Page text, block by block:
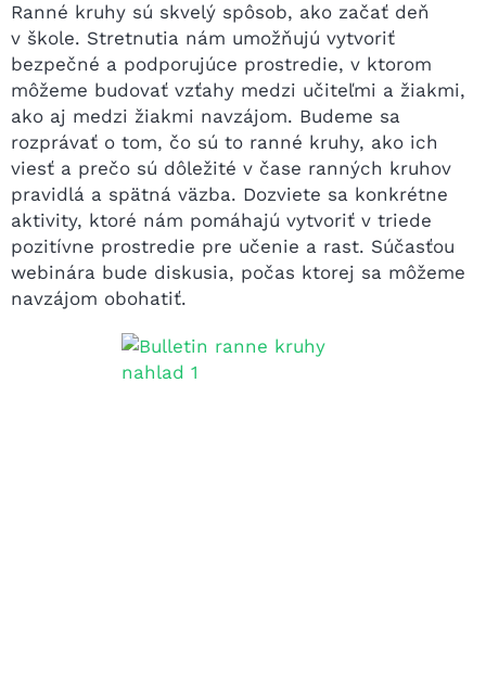
Ranné kruhy sú skvelý spôsob, ako začať deň
v škole. Stretnutia nám umožňujú vytvoriť
bezpečné a podporujúce prostredie, v ktorom
môžeme budovať vzťahy medzi učiteľmi a žiakmi,
ako aj medzi žiakmi navzájom. Budeme sa
rozprávať o tom, čo sú to ranné kruhy, ako ich
viesť a prečo sú dôležité v čase ranných kruhov
pravidlá a spätná väzba. Dozviete sa konkrétne
aktivity, ktoré nám pomáhajú vytvoriť v triede
pozitívne prostredie pre učenie a rast. Súčasťou
webinára bude diskusia, počas ktorej sa môžeme
navzájom obohatiť.